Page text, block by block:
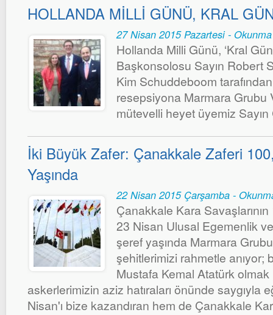
HOLLANDA MİLLİ GÜNÜ, KRAL
27 Nisan 2015 Pazartesi -
Hollanda Milli Günü, ‘Kral
Başkonsolosu Sayın Robert
Kim Schuddeboom
resepsiyona Marmara Grubu
mütevelli heyet üyemiz Sayın
İki Büyük Zafer: Çanakkale Zaferi
Yaşında
22 Nisan 2015 Çarşamba -
Çanakkale Kara
23 Nisan Ulusal Egemenlik
şeref yaşında Marmara
şehitlerimizi rahmetle anıyor;
Mustafa Kemal Atatürk
askerlerimizin aziz hatıraları önünde saygıyla
Nisan'ı bize kazandıran hem de Çanakkale